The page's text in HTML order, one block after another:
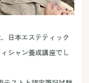
日本エステティック
シャン養成講座でし